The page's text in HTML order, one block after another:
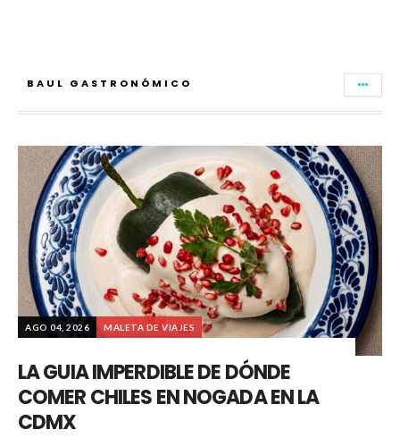
BAUL GASTRONÓMICO
AGO 04, 2026 MALETA DE VIAJES
LA GUIA IMPERDIBLE DE DÓNDE
COMER CHILES EN NOGADA EN LA
CDMX